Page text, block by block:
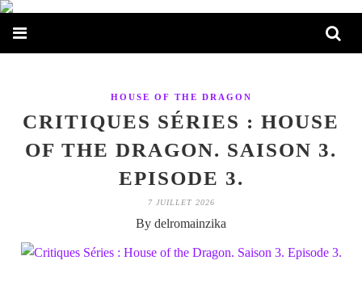
HOUSE OF THE DRAGON
CRITIQUES SÉRIES : HOUSE
OF THE DRAGON. SAISON 3.
EPISODE 3.
7 JUILLET 2026
By delromainzika